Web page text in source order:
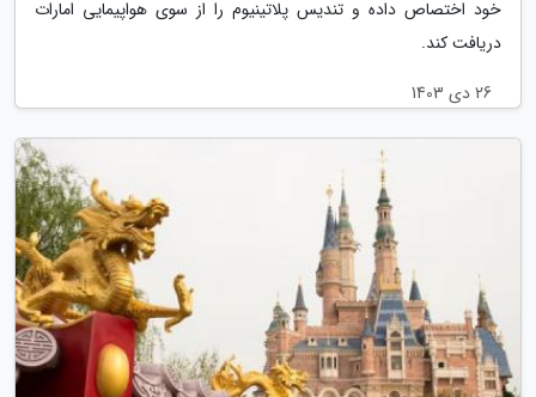
خود اختصاص داده و تندیس پلاتینیوم را از سوی هواپیمایی امارات
دریافت کند.
26 دی 1403